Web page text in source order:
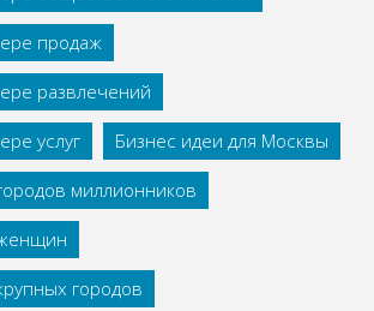
продаж
развлечений
услуг
Бизнес идеи для Москвы
миллионников
городов